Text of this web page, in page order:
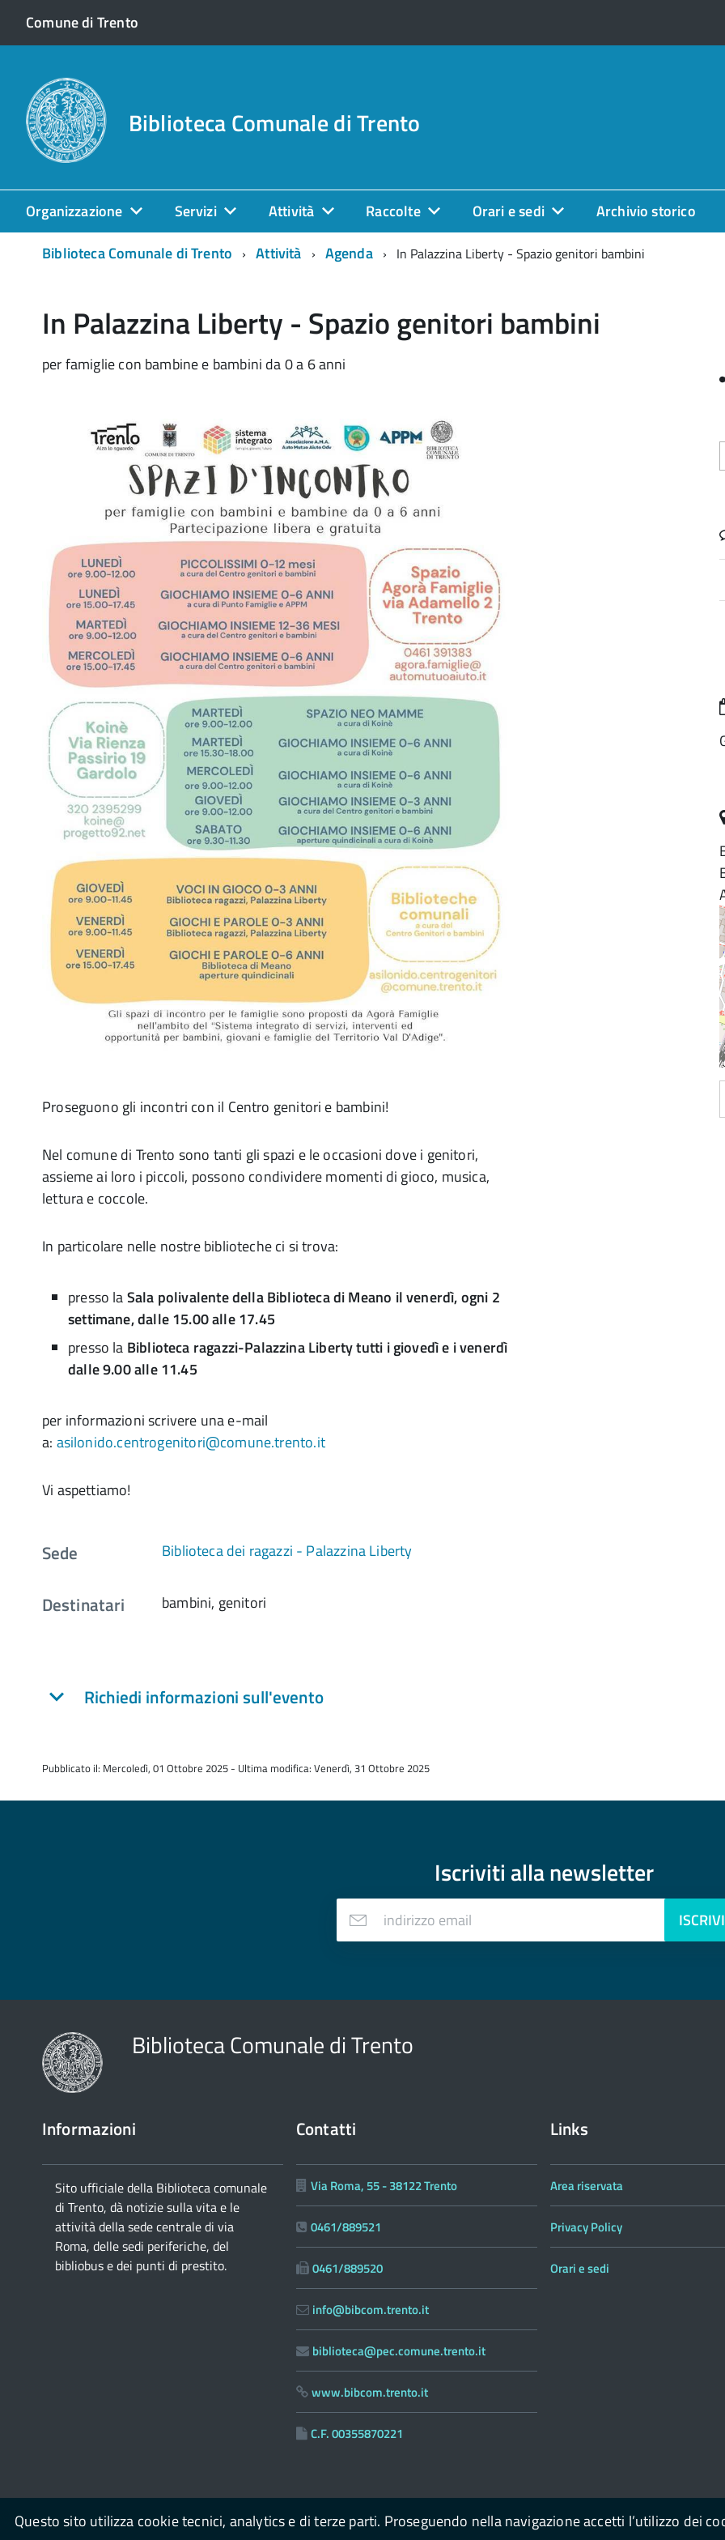
Comune di Trento
Biblioteca Comunale di Trento
Organizzazione Servizi Attività Raccolte Orari e sedi Archivio storico
Biblioteca Comunale di Trento
Attività Agenda In Palazzina Liberty - Spazio genitori bambini
In Palazzina Liberty - Spazio genitori bambini
per famiglie con bambine e bambini da 0 a 6 anni
Proseguono gli incontri con il Centro genitori e bambini!
Nel comune di Trento sono tanti gli spazi e le occasioni dove i genitori,
assieme ai loro i piccoli, possono condividere momenti di gioco, musica,
lettura e coccole.
In particolare nelle nostre biblioteche ci si trova:
presso laSala polivalente della Biblioteca di Meano il venerdì, ogni 2
settimane, dalle 15.00 alle 17.45
presso la Biblioteca ragazzi-Palazzina Liberty tutti i giovedì e i venerdì
dalle 9.00 alle 11.45
per informazioni scrivere una e-mail
a: asilonido.centrogenitori@comune.trento.it
Vi aspettiamo!
Sede Biblioteca dei ragazzi - Palazzina Liberty
Destinatari bambini, genitori
Richiedi informazioni sull'evento
Pubblicato il: Mercoledì, 01 Ottobre 2025 - Ultima modifica: Venerdì, 31 Ottobre 2025
Iscriviti allanewsletter
indirizzo email
Biblioteca Comunale di Trento
Informazioni
Sito ufficiale della Biblioteca comunale
di Trento, dà notizie sulla vita e le
attività della sede centrale di via
Roma, delle sedi periferiche, del
bibliobus e dei punti di prestito.
Contatti
Via Roma, 55 - 38122 Trento
0461/889521
0461/889520
info@bibcom.trento.it
biblioteca@pec.comune.trento.it
www.bibcom.trento.it
C.F. 00355870221
Links
Area riservata
Privacy Policy
Orari e sedi
Questo sito utilizza cookie tecnici, analytics e di terze parti. Proseguendo nella navigazione accetti l’utilizzo dei